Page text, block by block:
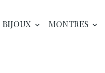
BIJOUX MONTRES